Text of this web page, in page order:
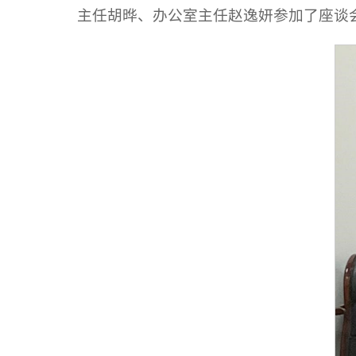
主任胡晔、办公室主任赵逸妍参加了座谈